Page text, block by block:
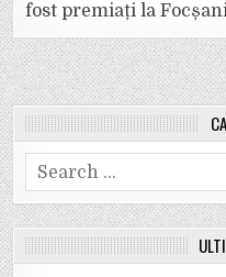
fost premiați la
Search
for: